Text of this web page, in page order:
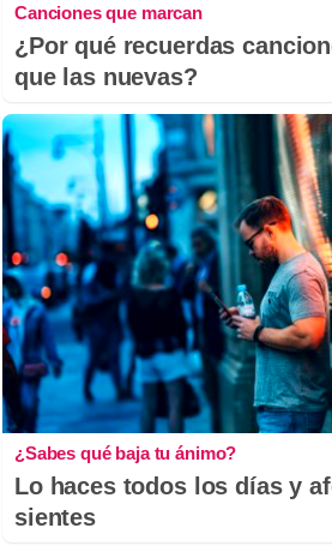
Canciones que marcan
¿Por qué recuerdas
que las nuevas?
¿Sabes qué baja tu ánimo?
Lo haces todos los días y
sientes